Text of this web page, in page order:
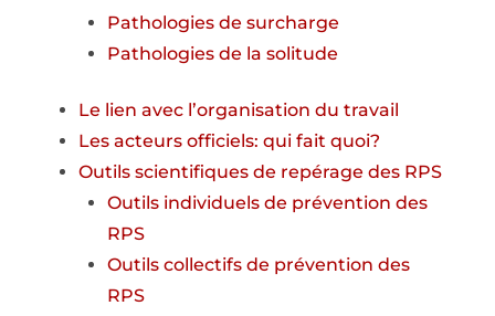
Pathologies de surcharge
Pathologies de la solitude
Le lien avec l’organisation du travail
Les acteurs officiels: qui fait quoi?
Outils scientifiques de repérage des RPS
Outils individuels de prévention des
RPS
Outils collectifs de prévention des
RPS